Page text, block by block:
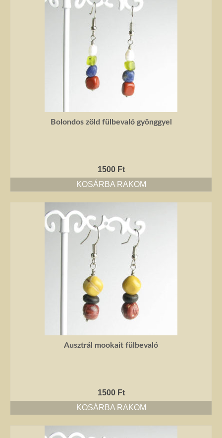
Bolondos zöld fülbevaló gyönggyel
1500 Ft
KOSÁRBA RAKOM
Ausztrál mookait fülbevaló
1500 Ft
KOSÁRBA RAKOM